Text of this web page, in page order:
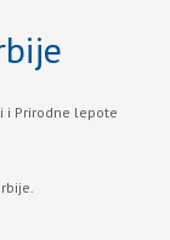
i Prirodne lepote